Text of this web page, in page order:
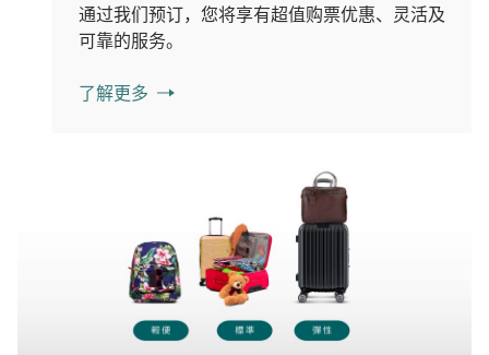
通过我们预订，您将享有超值购票优惠、灵活及
可靠的服务。
了解更多